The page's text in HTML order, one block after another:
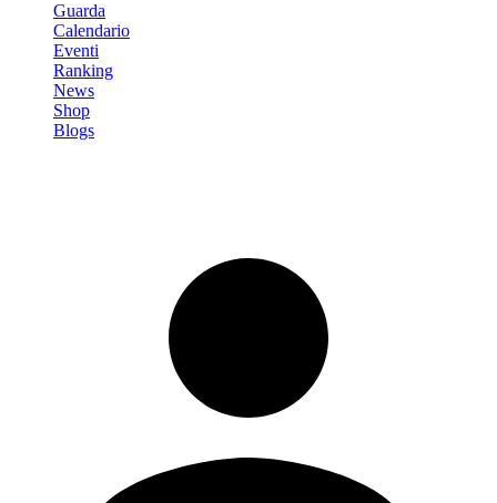
Guarda
Calendario
Eventi
Ranking
News
Shop
Blogs